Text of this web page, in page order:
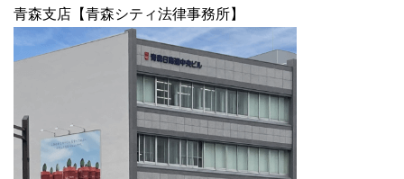
青森支店【青森シティ法律事務所】